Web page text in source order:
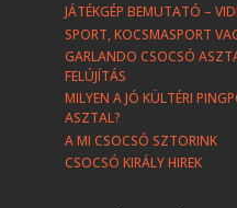
JÁTÉKGÉP BEMUTATÓ –
SPORT, KOCSMASPORT
GARLANDO CSOCSÓ
FELÚJÍTÁS
MILYEN A JÓ KÜLTÉRI
ASZTAL?
A MI CSOCSÓ SZTORINK
CSOCSÓ KIRÁLY HIREK